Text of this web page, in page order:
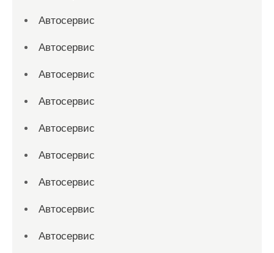
Автосервис
Автосервис
Автосервис
Автосервис
Автосервис
Автосервис
Автосервис
Автосервис
Автосервис